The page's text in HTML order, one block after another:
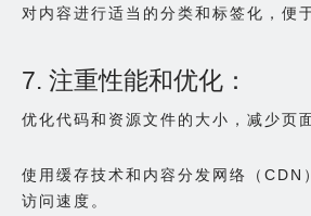
对内容进行适当的分类和标签化，便
7. 注重性能和优化：
优化代码和资源文件的大小，减少页
使用缓存技术和内容分发网络（CDN
访问速度。